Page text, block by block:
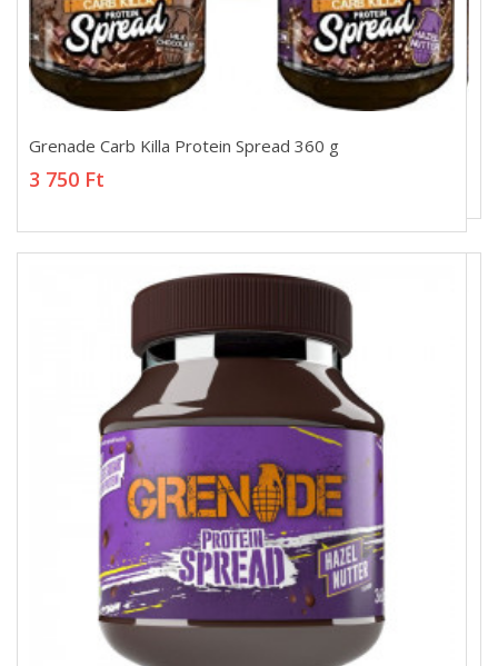
Grenade Carb Killa Protein Spread 360 g
3 750 Ft
Grenade Carb Killa Protein Spread 360 g
3 750 Ft